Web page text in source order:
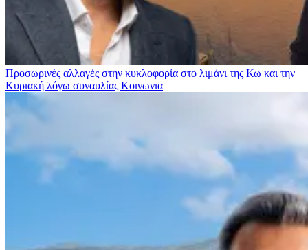
Προσωρινές αλλαγές στην κυκλοφορία στο λιμάνι της Κω και την
Κυριακή λόγω συναυλίας Κοινωνια